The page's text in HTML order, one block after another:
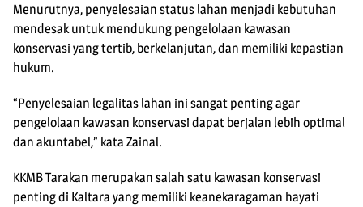
Menurutnya, penyelesaian status lahan menjadi kebutuhan
mendesak untuk mendukung pengelolaan kawasan
konservasi yang tertib, berkelanjutan, dan memiliki kepastian
hukum.
“Penyelesaian legalitas lahan ini sangat penting agar
pengelolaan kawasan konservasi dapat berjalan lebih optimal
dan akuntabel,” kata Zainal.
KKMB Tarakan merupakan salah satu kawasan konservasi
penting di Kaltara yang memiliki keanekaragaman hayati